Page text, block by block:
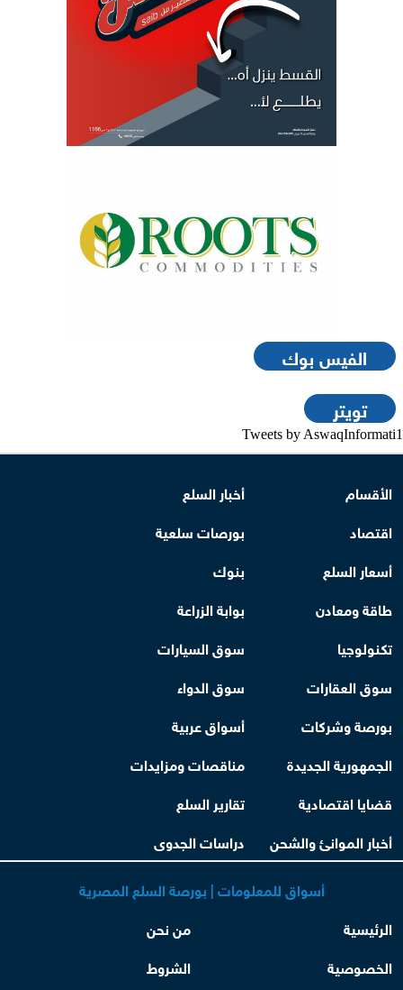
الفيس بوك
تويتر
Tweets by AswaqInformati1
الأقسام
أخبار السلع
اقتصاد
بورصات سلعية
أسعار السلع
بنوك
طاقة ومعادن
بوابة الزراعة
تكنولوجيا
سوق السيارات
سوق العقارات
سوق الدواء
بورصة وشركات
أسواق عربية
الجمهورية الجديدة
مناقصات ومزايدات
قضايا اقتصادية
تقارير السلع
أخبار الموانئ والشحن
دراسات الجدوى
أسواق للمعلومات | بورصة السلع المصرية
الرئيسية
من نحن
الخصوصية
الشروط